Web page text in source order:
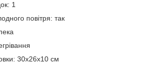
1
повітря: так
30х26х10 см